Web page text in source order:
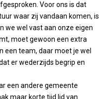
Voor ons is dat
waar zij vandaan komen, is
we wel vast aan onze eigen
moet gewoon een extra
een team, daar moet je wel
er wederzijds begrip en
een andere gemeente
maar korte tijd lid van